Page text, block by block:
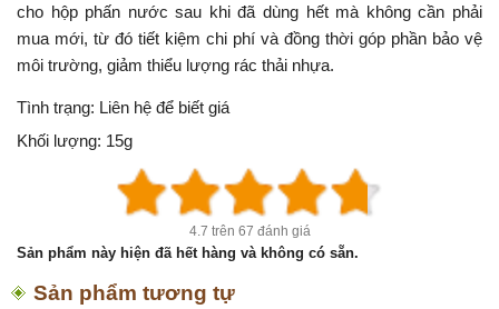
cho hộp phấn nước sau khi đã dùng hết mà không cần phải
mua mới, từ đó tiết kiệm chi phí và đồng thời góp phần bảo vệ
môi trường, giảm thiểu lượng rác thải nhựa.
Tình trạng: Liên hệ để biết giá
Khối lượng: 15g
4.7 trên 67 đánh giá
Sản phẩm này hiện đã hết hàng và không có sẵn.
Sản phẩm tương tự